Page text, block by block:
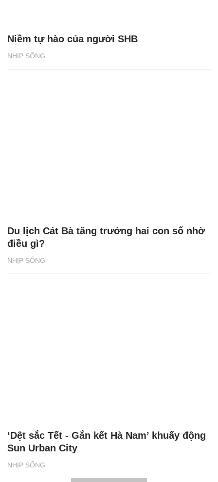
NHỊP SỐNG
Niềm tự hào của người SHB
NHỊP SỐNG
Du lịch Cát Bà tăng trưởng hai con số nhờ
điều gì?
NHỊP SỐNG
‘Dệt sắc Tết - Gắn kết Hà Nam’ khuấy động
Sun Urban City